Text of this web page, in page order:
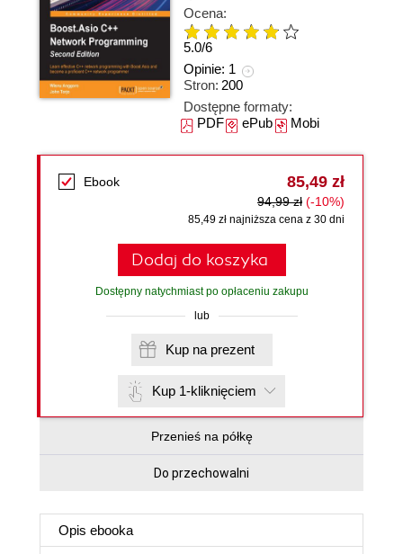
Ocena:
5.0/6
Opinie: 1
Stron: 200
Dostępne formaty:
PDFePubMobi
Ebook 85,49 zł
94,99 zł (-10%)
85,49 zł najniższa cena z 30 dni
Dodaj do koszyka
Dostępny natychmiast po opłaceniu zakupu
lub
Kup na prezent
Kup 1-kliknięciem
Przenieś na półkę
Do przechowalni
Opis ebooka